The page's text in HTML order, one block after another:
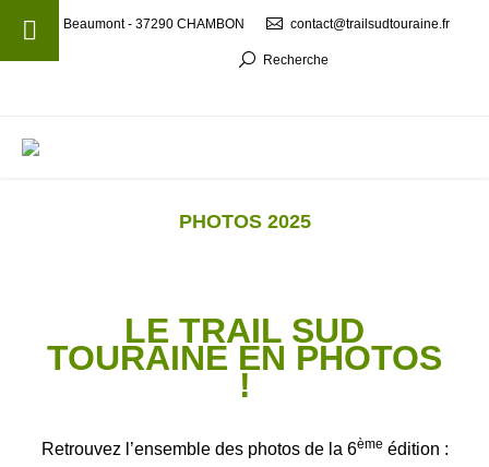
Beaumont - 37290 CHAMBON contact@trailsudtouraine.fr
Recherche
PHOTOS 2025
LE TRAIL SUD
TOURAINE EN PHOTOS
!
Retrouvez l’ensemble des photos de la 6ème édition :